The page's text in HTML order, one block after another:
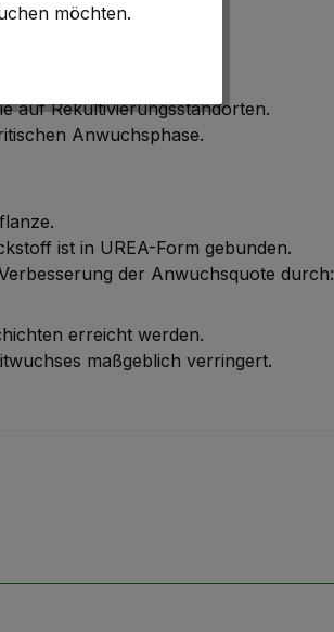
auf Rekultivierungsstandorten.
Anwuchsphase.
ist in UREA-Form gebunden.
der Anwuchsquote durch:
erreicht werden.
maßgeblich verringert.
möchten.